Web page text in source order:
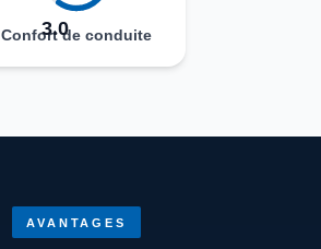
3.0
Confort de conduite
AVANTAGES